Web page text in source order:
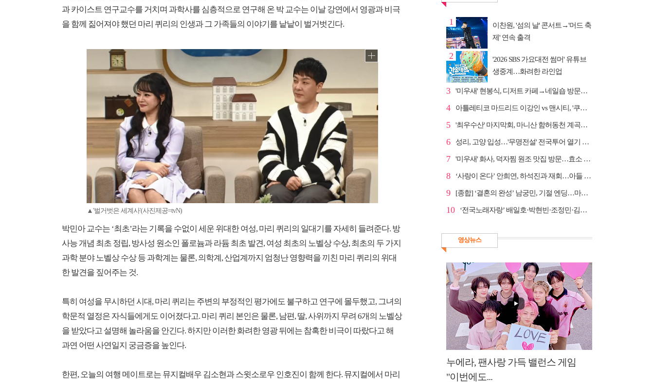
과 카이스트 연구교수를 거치며 과학사를 심층적으로 연구해 온 박 교수는 이날 강연에서 영광과 비극
을 함께 짊어져야 했던 마리 퀴리의 인생과 그 가족들의 이야기를 낱낱이 벌거벗긴다.
▲'벌거벗은 세계사'(사진제공=tvN)
박민아 교수는 ‘최초’라는 기록을 수없이 세운 위대한 여성, 마리 퀴리의 일대기를 자세히 들려준다. 방
사능 개념 최초 정립, 방사성 원소인 폴로늄과 라듐 최초 발견, 여성 최초의 노벨상 수상, 최초의 두 가지
과학 분야 노벨상 수상 등 과학계는 물론, 의학계, 산업계까지 엄청난 영향력을 끼친 마리 퀴리의 위대
한 발견을 짚어주는 것.
특히 여성을 무시하던 시대, 마리 퀴리는 주변의 부정적인 평가에도 불구하고 연구에 몰두했고, 그녀의
학문적 열정은 자식들에게도 이어졌다고. 마리 퀴리 본인은 물론, 남편, 딸, 사위까지 무려 6개의 노벨상
을 받았다고 설명해 놀라움을 안긴다. 하지만 이러한 화려한 영광 뒤에는 참혹한 비극이 따랐다고 해
과연 어떤 사연일지 궁금증을 높인다.
한편, 오늘의 여행 메이트로는 뮤지컬배우 김소현과 스윗소로우 인호진이 함께 한다. 뮤지컬에서 마리
1
이찬원, '섬의 날' 콘서트→'머드 축
제' 연속 출격
2
'2026 SBS 가요대전 썸머' 유튜브
생중계…화려한 라인업
3 '미우새' 현봉식, 디저트 카페→네일숍 방문…뼈족발 맛...
4 아틀레티코 마드리드 이강인 vs 맨시티, '쿠플 시리즈'...
5 '최우수산' 마지막회, 마니산 함허동천 계곡→참성단 등반
6 성리, 고양 입성…'무명전설' 전국투어 열기 지속
7 '미우새' 화사, 덕자찜 원조 맛집 방문…효소 찜질방 체험
8 ‘사랑이 온다’ 안희연, 하석진과 재회…아들 비밀 밝혀...
9 [종합] ‘결혼의 완성’ 남궁민, 기절 엔딩…마지막회 예...
10 ‘전국노래자랑’ 배일호·박현빈·조정민·김유라·미스김, ...
영상뉴스
누에라, 팬사랑 가득 밸런스 게임
"이번에도...